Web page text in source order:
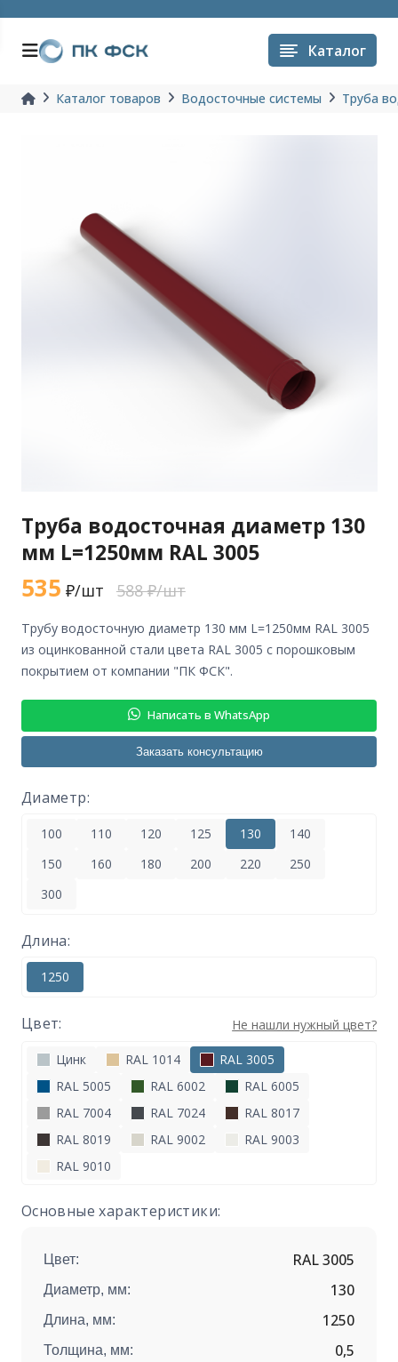
Каталог
Каталог товаров Водосточные системы Труба
Труба водосточная диаметр 130
мм L=1250мм RAL 3005
535 ₽/шт 588 ₽/шт
трубу водосточную диаметр 130 мм L=1250мм RAL 3005
из оцинкованной стали цвета RAL 3005 с порошковым
покрытием от компании "ПК ФСК".
Написать в WhatsApp
Заказать консультацию
Диаметр:
100 110 120 125 130
140
150
160 180 200 220
250
300
Длина:
1250
Цвет: Не нашли нужный цвет?
Цинк RAL 1014
RAL 3005
RAL 5005
RAL 6002
RAL 6005
RAL 7004
RAL 7024
RAL 8017
RAL 8019
RAL 9002
RAL 9003
RAL 9010
Основные характеристики:
Цвет: RAL 3005
Диаметр, мм: 130
Длина, мм: 1250
Толщина, мм: 0,5